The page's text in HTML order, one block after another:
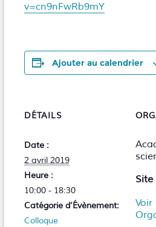
v=cn9nFwRb9mY
Ajouter au calendrier
DÉTAILS
Date :
2 avril 2019
Heure :
10:00 - 18:30
Catégorie d’Évènement:
Colloque
Site
Voir